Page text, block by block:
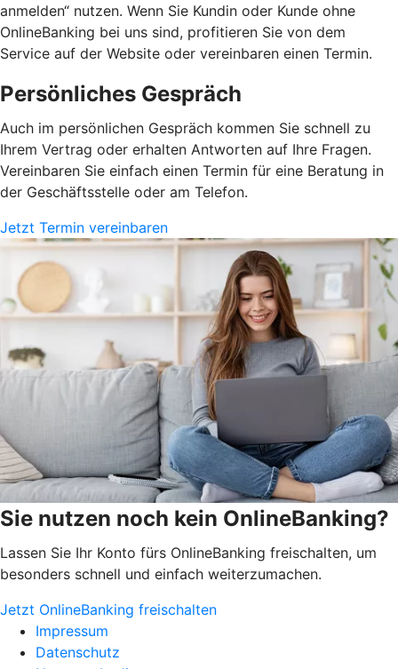
anmelden“ nutzen. Wenn Sie Kundin oder Kunde ohne
OnlineBanking bei uns sind, profitieren Sie von dem
Service auf der Website oder vereinbaren einen Termin.
Persönliches Gespräch
Auch im persönlichen Gespräch kommen Sie schnell zu
Ihrem Vertrag oder erhalten Antworten auf Ihre Fragen.
Vereinbaren Sie einfach einen Termin für eine Beratung in
der Geschäftsstelle oder am Telefon.
Jetzt Termin vereinbaren
Sie nutzen noch kein OnlineBanking?
Lassen Sie Ihr Konto fürs OnlineBanking freischalten, um
besonders schnell und einfach weiterzumachen.
Jetzt OnlineBanking freischalten
Impressum
Datenschutz